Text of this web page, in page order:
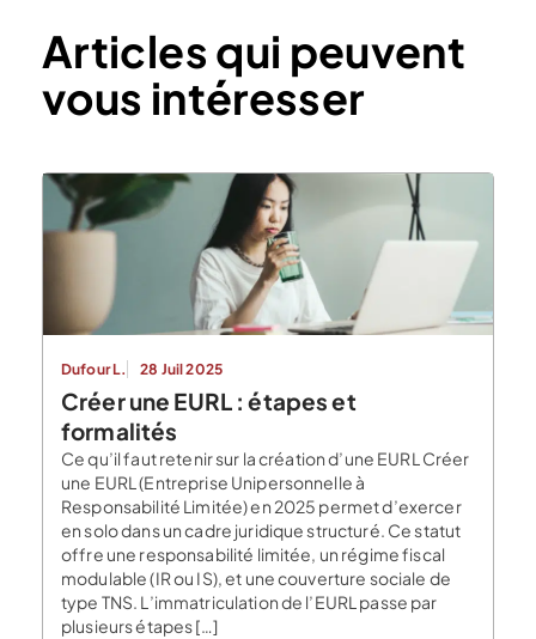
Articles qui peuvent
vous intéresser
Dufour L. 28 Juil 2025
Créer une EURL : étapes et
formalités
Ce qu’il faut retenir sur la création d’une EURL Créer
une EURL (Entreprise Unipersonnelle à
Responsabilité Limitée) en 2025 permet d’exercer
en solo dans un cadre juridique structuré. Ce statut
offre une responsabilité limitée, un régime fiscal
modulable (IR ou IS), et une couverture sociale de
type TNS. L’immatriculation de l’EURL passe par
plusieurs étapes […]